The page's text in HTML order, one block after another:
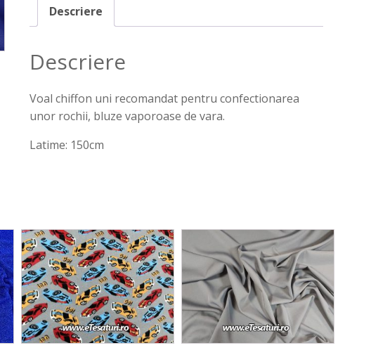
Descriere
Descriere
Voal chiffon uni recomandat pentru confectionarea
unor rochii, bluze vaporoase de vara.
Latime: 150cm